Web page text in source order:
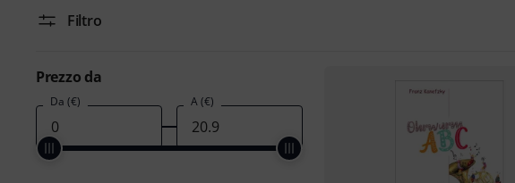
Filtro
Prezzo da
Da (€) A (€)